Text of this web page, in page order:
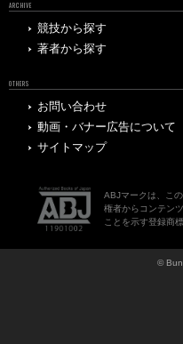
ARCHIVE
競技から探す
著者から探す
OTHERS
お問い合わせ
動画・バナー広告について
サイトマップ
ABJマークは、こ
権者からコンテン
ことを示す登録商
©